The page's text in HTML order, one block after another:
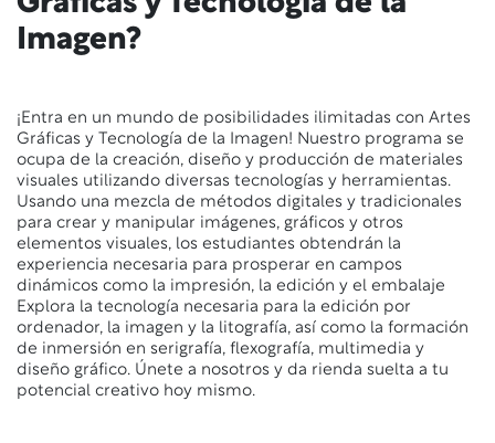
Imagen?
¡Entra en un mundo de posibilidades ilimitadas con Artes
Gráficas y Tecnología de la Imagen! Nuestro programa se
ocupa de la creación, diseño y producción de materiales
visuales utilizando diversas tecnologías y herramientas.
Usando una mezcla de métodos digitales y tradicionales
para crear y manipular imágenes, gráficos y otros
elementos visuales, los estudiantes obtendrán la
experiencia necesaria para prosperar en campos
dinámicos como la impresión, la edición y el embalaje
Explora la tecnología necesaria para la edición por
ordenador, la imagen y la litografía, así como la formación
de inmersión en serigrafía, flexografía, multimedia y
diseño gráfico. Únete a nosotros y da rienda suelta a tu
potencial creativo hoy mismo.